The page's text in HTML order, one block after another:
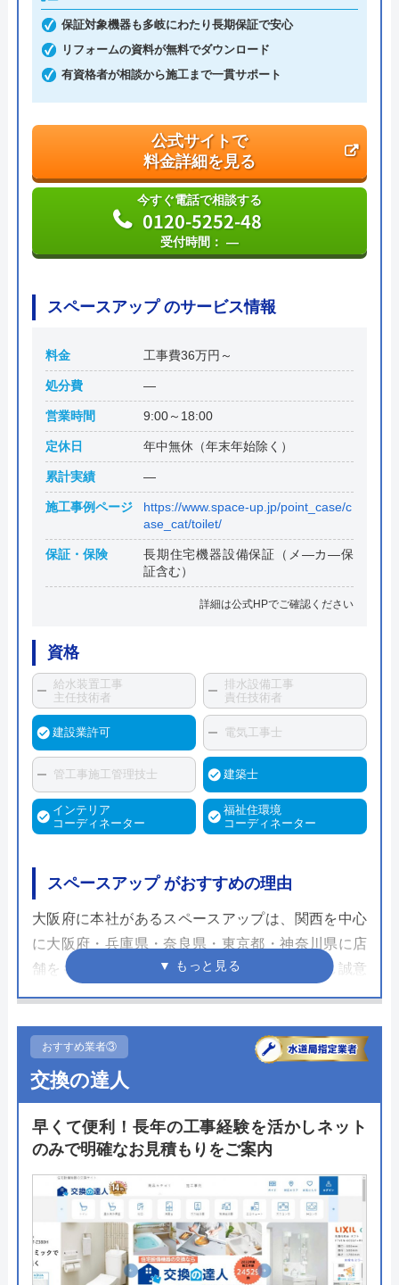
運営会社 株式会社ハウスラボ
代表者 丸山英利
〒556-0014
大阪府大阪市浪速区大国2丁目1番6号
保証対象機器も多岐にわたり長期保証で安心
リフォームの資料が無料でダウンロード
有資格者が相談から施工まで一貫サポート
公式サイトで
料金詳細を見る
今すぐ電話で相談する
0120-5252-48
受付時間： ―
スペースアップ のサービス情報
料金 工事費36万円～
処分費 ―
営業時間 9:00～18:00
定休日 年中無休（年末年始除く）
累計実績 ―
施工事例ページ
https://www.space-up.jp/point_case/c
ase_cat/toilet/
保証・保険
長期住宅機器設備保証（メ―カ―保
証含む）
詳細は公式HPでご確認ください
資格
給水装置工事
主任技術者
排水設備工事
責任技術者
建設業許可 電気工事士
管工事施工管理技士 建築士
インテリア
コーディネーター
福祉住環境
コーディネーター
スペースアップ がおすすめの理由
大阪府に本社があるスペースアップは、関西を中心
に大阪府・兵庫県・奈良県・東京都・神奈川県に店
舗をもつリフォーム専門店です。地域に密着し誠意
をもってお客様に接しているので、地域の皆さまか
礼儀の良さも、高評価の要因の一つになっているよ
うです。経験豊富なスタッフが相談から施工までサ
ポートしますので、安心して任せることができま
す。
時はまずは電話で確認してください。修理受付コー
ルセンターは24時間年中無休ですので、いつでも連
絡できて安心です。
おすすめ業者③
交換の達人
早くて便利！長年の工事経験を活かしネット
のみで明確なお見積もりをご案内